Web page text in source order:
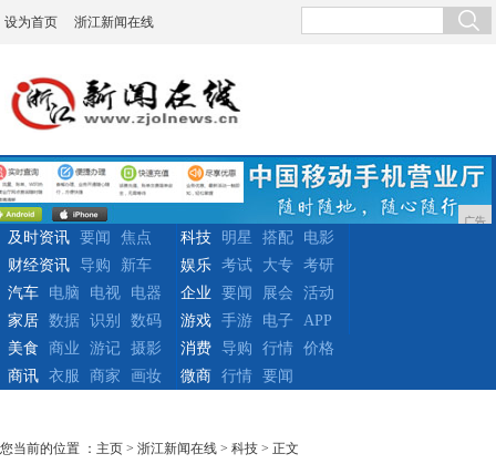
设为首页 浙江新闻在线
广告
及时资讯 要闻
焦点
财经资讯
导购 新车
科技 明星 搭配
电影
娱乐
考试 大专
考研
汽车
电脑 电视
电器
家居
数据 识别 数码
企业 要闻 展会
活动
游戏
手游 电子
APP
美食
商业 游记
摄影
商讯
衣服 商家 画妆
消费 导购 行情
价格
微商
行情 要闻
您当前的位置 ： 主页 > 浙江新闻在线 > 科技 > 正文